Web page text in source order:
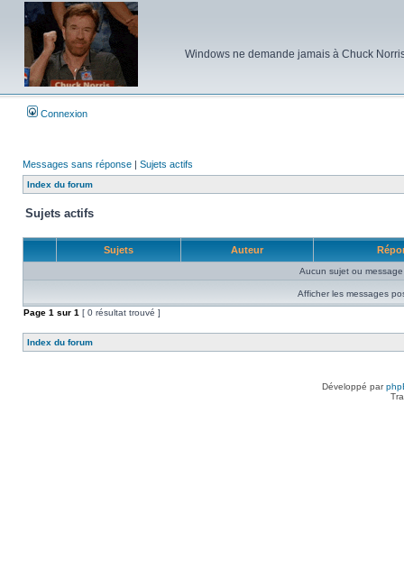
Windows ne demande jamais à Chuck
Connexion
Messages sans réponse | Sujets actifs
Index du forum
Sujets actifs
Sujets Auteur
Aucun sujet ou
Afficher les messages
Page 1 sur 1 [ 0 résultat trouvé ]
Index du forum
Développé par